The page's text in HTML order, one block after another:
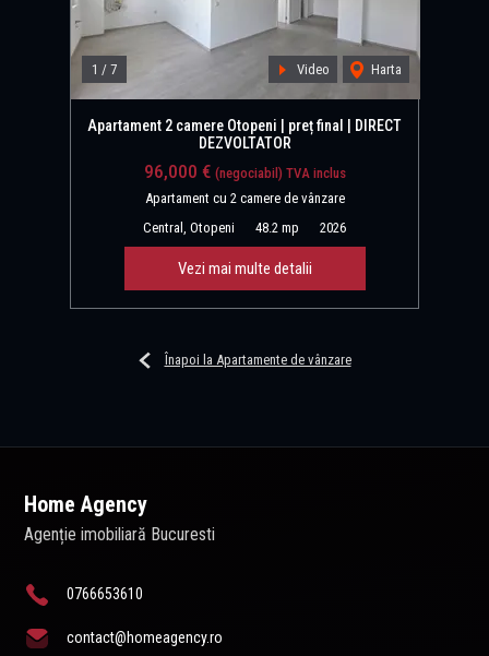
1 / 7 Video Harta
Apartament 2 camere Otopeni | preț final | DIRECT
DEZVOLTATOR
96,000 € (negociabil) TVA inclus
Apartament cu 2 camere de vânzare
Central, Otopeni
48.2 mp 2026
Vezi mai multe detalii
Înapoi la Apartamente de vânzare
Home Agency
Agenție imobiliară Bucuresti
0766653610
contact@homeagency.ro